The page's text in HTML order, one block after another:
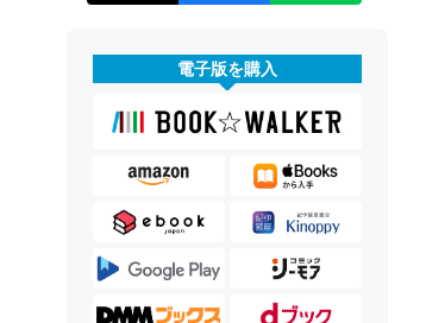
電子版を購入